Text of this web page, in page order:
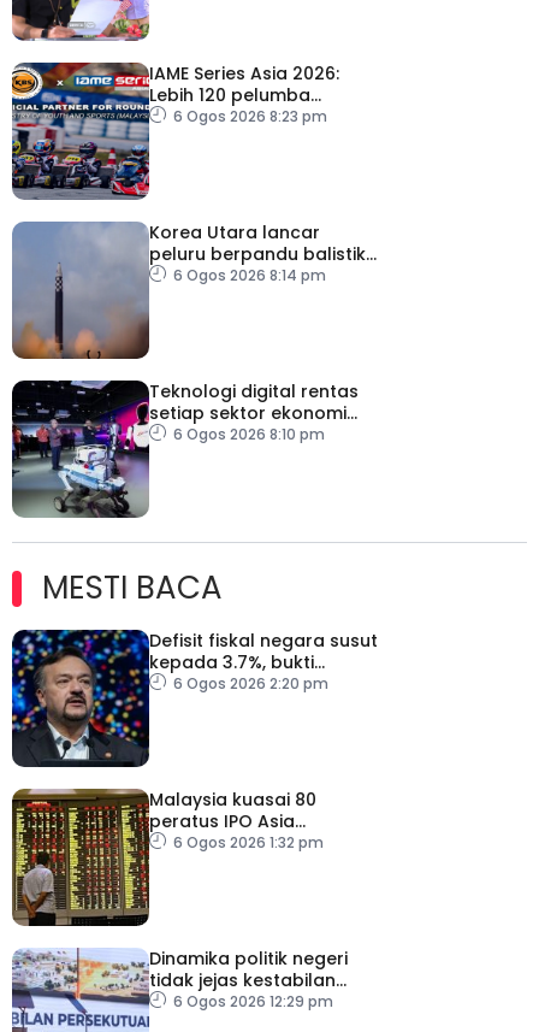
IAME Series Asia 2026:
Lebih 120 pelumba
antarabangsa berentap
6 Ogos 2026 8:23 pm
Korea Utara lancar
peluru berpandu balistik
jarak dekat ke arah Laut
6 Ogos 2026 8:14 pm
Teknologi digital rentas
setiap sektor ekonomi
diperkasa seiring
6 Ogos 2026 8:10 pm
MESTI BACA
Defisit fiskal negara susut
kepada 3.7%, bukti
keyakinan pelabur masih
6 Ogos 2026 2:20 pm
Malaysia kuasai 80
peratus IPO Asia
Tenggara, kumpul AS$1.4
6 Ogos 2026 1:32 pm
Dinamika politik negeri
tidak jejas kestabilan
Kerajaan Perpaduan
6 Ogos 2026 12:29 pm